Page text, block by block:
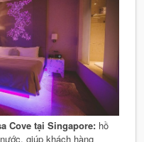
Cove tại Singapore: hồ
giúp khách hàng